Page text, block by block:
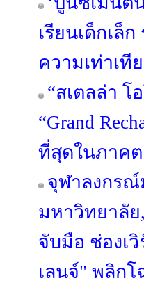
เรียนเด็กเล็
ความเท่าเที
“สเตลล่า
“Grand
ที่สุดในภาคต
จุฬาลงกร
มหาวิทยาลัย
จับมือ ช่องเ
เลนจ์" พลิกโ